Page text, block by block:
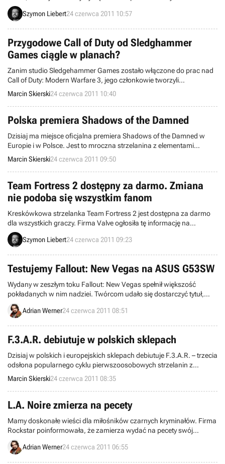
po zetknięciu z tajemniczą czarną chmurą. Producent znany z gier
Alone in the Dark: The New Nightmare i Cold Fear szykuje strzelankę
Szymon Liebert24 czerwca 2011 10:57
Przygodowe Call of Duty od Sledghammer
Games ciągle w planach?
Zanim studio Sledgehammer Games zostało włączone do prac nad
Call of Duty: Modern Warfare 3, jego członkowie tworzyli
przygodową grę akcji osadzoną w tym uniwersum. Koncern
Activision ujawnia, że projekt nadal ma szansę doczekać się
premiery.
Marcin Skierski24 czerwca 2011 10:40
Polska premiera Shadows of the Damned
Dzisiaj ma miejsce oficjalna premiera Shadows of the Damned w
Europie i w Polsce. Jest to mroczna strzelanina z elementami
horroru, w której akcję obserwujemy z perspektywy trzeciej osoby.
Marcin Skierski24 czerwca 2011 09:50
Team Fortress 2 dostępny za darmo. Zmiana
nie podoba się wszystkim fanom
Kreskówkowa strzelanka Team Fortress 2 jest dostępna za darmo
dla wszystkich graczy. Firma Valve ogłosiła tę informację na
oficjalnej stronie gry i opublikowała zestaw pytań oraz odpowiedzi,
wyjaśniający wiele aspektów zmiany modelu finansowego.
Szymon Liebert24 czerwca 2011 09:23
Testujemy Fallout: New Vegas na ASUS G53SW
Wydany w zeszłym toku Fallout: New Vegas spełnił większość
pokładanych w nim nadziei. Twórcom udało się dostarczyć tytuł,
który uszczęśliwił nie tylko fanów części trzeciej, ale również
weteranów serii, którzy swoje pierwsze post-apokaliptyczne kroki
mocniejszym z naszych laptopów.
Adrian Werner24 czerwca 2011 08:51
F.3.A.R. debiutuje w polskich sklepach
Dzisiaj w polskich i europejskich sklepach debiutuje F.3.A.R. – trzecia
odsłona popularnego cyklu pierwszoosobowych strzelanin z
elementami horroru. We wtorek miała ona swoją amerykańską
premierę.
Marcin Skierski24 czerwca 2011 08:35
L.A. Noire zmierza na pecety
Mamy doskonałe wieści dla miłośników czarnych kryminałów. Firma
Rockstar poinformowała, że zamierza wydać na pecety swój
najnowszy przebój, czyli doskonale znane już graczom konsolowym
L.A. Noire.
Adrian Werner24 czerwca 2011 06:55